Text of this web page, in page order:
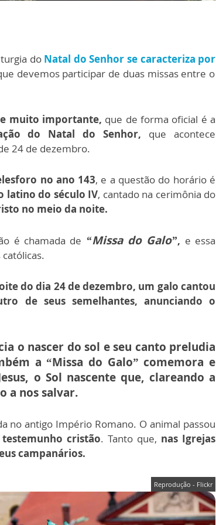
do Natal do Senhor se caracteriza por
devemos participar de duas missas entre o
muito importante, que de forma oficial é a
do Natal do Senhor, que acontece
24 de dezembro.
no ano 143, e a questão do horário é
latino do século IV, cantado na cerimônia do
no meio da noite.
é chamada de “Missa do Galo”, e essa
do dia 24 de dezembro, um galo cantou
de seus semelhantes, anunciando o
o nascer do sol e seu canto preludia
a “Missa do Galo” comemora e
o Sol nascente que, clareando a
a nos salvar.
no antigo Império Romano. O animal passou
cristão. Tanto que, nas Igrejas
campanários.
Reprodução - Flickr